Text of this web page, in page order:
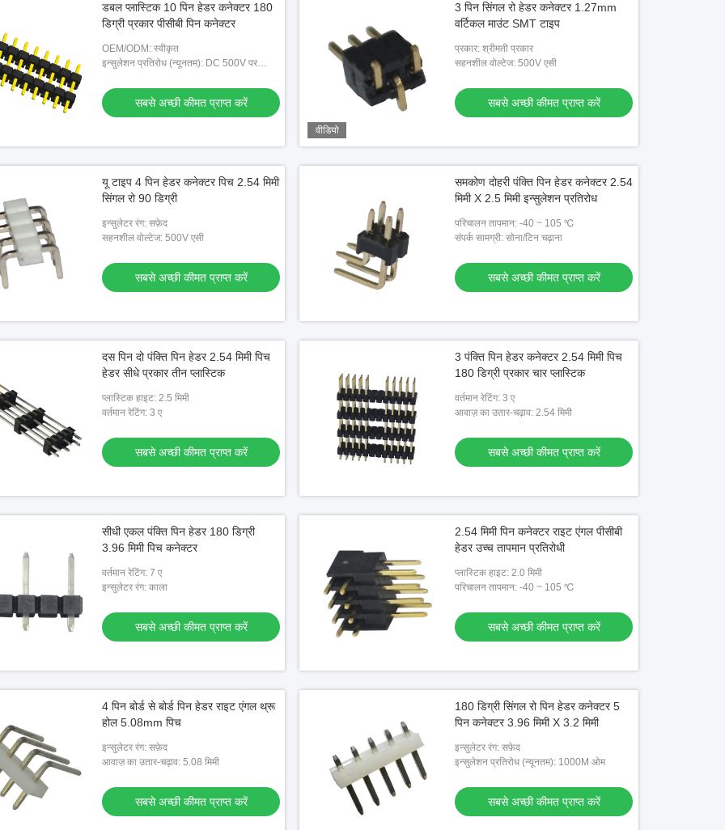
एकल प्लास्टिक एसएमटी
कीमत प्राप्त करें
वीडियो
1.0mm पुरुष कनेक्टर पिन हेडर कैप वर्टिकल माउंट
सबसे अच्छी कीमत प्राप्त करें
डबल प्लास्टिक 10 पिन हेडर कनेक्टर 180
डिग्री प्रकार पीसीबी पिन कनेक्टर
OEM/ODM: स्वीकृत
इन्सुलेशन प्रतिरोध (न्यूनतम): DC 500V पर
सबसे अच्छी कीमत प्राप्त करें
वीडियो
3 पिन सिंगल रो हेडर कनेक्टर 1.27mm
वर्टिकल माउंट SMT टाइप
प्रकार: श्रीमती प्रकार
सहनशील वोल्टेज: 500V एसी
सबसे अच्छी कीमत प्राप्त करें
यू टाइप 4 पिन हेडर कनेक्टर पिच 2.54 मिमी
सिंगल रो 90 डिग्री
इन्सुलेटर रंग: सफ़ेद
सहनशील वोल्टेज: 500V एसी
सबसे अच्छी कीमत प्राप्त करें
समकोण दोहरी पंक्ति पिन हेडर कनेक्टर 2.54
मिमी X 2.5 मिमी इन्सुलेशन प्रतिरोध
परिचालन तापमान: -40 ~ 105 ℃
संपर्क सामग्री: सोना/टिन चढ़ाना
सबसे अच्छी कीमत प्राप्त करें
दस पिन दो पंक्ति पिन हेडर 2.54 मिमी पिच
हेडर सीधे प्रकार तीन प्लास्टिक
प्लास्टिक हाइट: 2.5 मिमी
वर्तमान रेटिंग: 3 ए
सबसे अच्छी कीमत प्राप्त करें
3 पंक्ति पिन हेडर कनेक्टर 2.54 मिमी पिच
180 डिग्री प्रकार चार प्लास्टिक
वर्तमान रेटिंग: 3 ए
आवाज़ का उतार-चढ़ाव: 2.54 मिमी
सबसे अच्छी कीमत प्राप्त करें
सीधी एकल पंक्ति पिन हेडर 180 डिग्री
3.96 मिमी पिच कनेक्टर
वर्तमान रेटिंग: 7 ए
इन्सुलेटर रंग: काला
सबसे अच्छी कीमत प्राप्त करें
2.54 मिमी पिन कनेक्टर राइट एंगल पीसीबी
हेडर उच्च तापमान प्रतिरोधी
प्लास्टिक हाइट: 2.0 मिमी
परिचालन तापमान: -40 ~ 105 ℃
सबसे अच्छी कीमत प्राप्त करें
4 पिन बोर्ड से बोर्ड पिन हेडर राइट एंगल थ्रू
होल 5.08mm पिच
इन्सुलेटर रंग: सफ़ेद
आवाज़ का उतार-चढ़ाव: 5.08 मिमी
सबसे अच्छी कीमत प्राप्त करें
180 डिग्री सिंगल रो पिन हेडर कनेक्टर 5
पिन कनेक्टर 3.96 मिमी X 3.2 मिमी
इन्सुलेटर रंग: सफ़ेद
इन्सुलेशन प्रतिरोध (न्यूनतम): 1000M ओम
सबसे अच्छी कीमत प्राप्त करें